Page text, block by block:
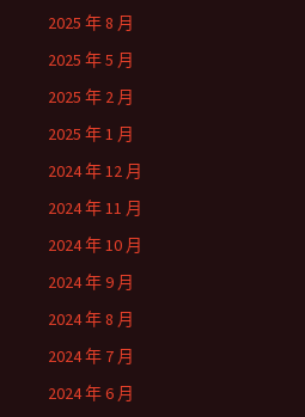
2025 年 8 月
2025 年 5 月
2025 年 2 月
2025 年 1 月
2024 年 12 月
2024 年 11 月
2024 年 10 月
2024 年 9 月
2024 年 8 月
2024 年 7 月
2024 年 6 月